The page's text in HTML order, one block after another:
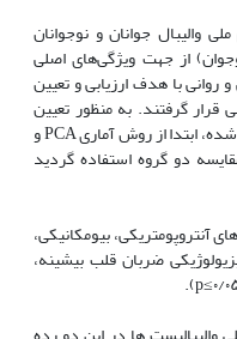
تیم ملی والیبال جوانان و نوجوانان
های اصلی
روانی با هدف ارزیابی و تعیین
گرفتند. به منظور تعیین
ابتدا از روش آماریPCAو
دو گروه استفاده گردید
آنتروپومتریکی، بیومکانیکی،
ضربان قلب بیشینه،
/۰≥ p
).